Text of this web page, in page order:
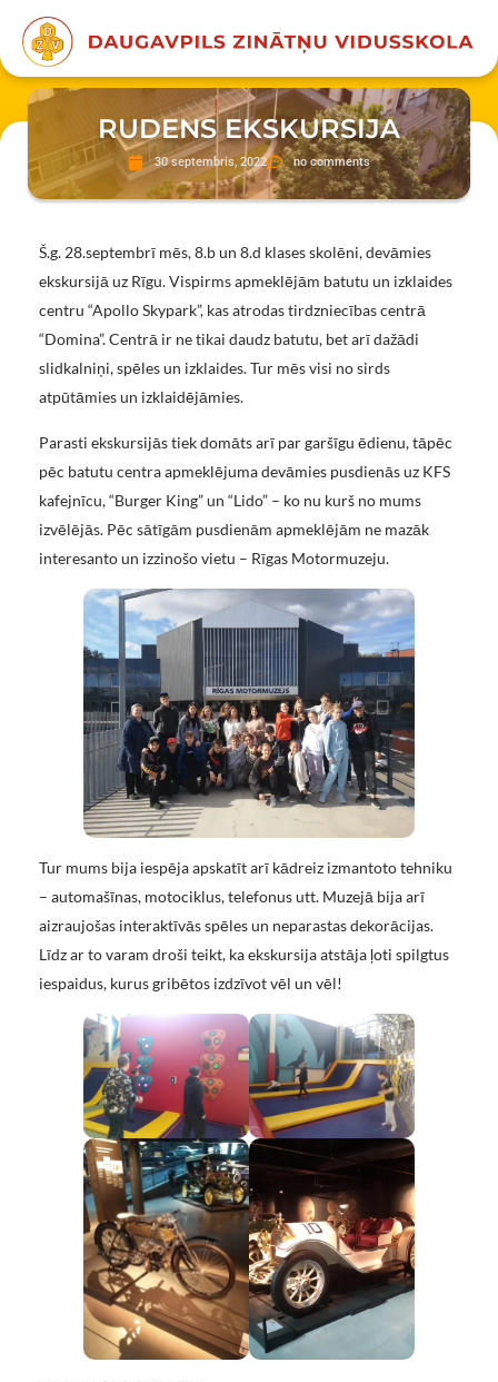
RUDENS EKSKURSIJA
30 septembris, 2022 no comments
Š.g. 28.septembrī mēs, 8.b un 8.d klases skolēni, devāmies
ekskursijā uz Rīgu. Vispirms apmeklējām batutu un izklaides
centru “Apollo Skypark”, kas atrodas tirdzniecības centrā
“Domina”. Centrā ir ne tikai daudz batutu, bet arī dažādi
slidkalniņi, spēles un izklaides. Tur mēs visi no sirds
atpūtāmies un izklaidējāmies.
Parasti ekskursijās tiek domāts arī par garšīgu ēdienu, tāpēc
pēc batutu centra apmeklējuma devāmies pusdienās uz KFS
kafejnīcu, “Burger King” un “Lido” – ko nu kurš no mums
izvēlējās. Pēc sātīgām pusdienām apmeklējām ne mazāk
interesanto un izzinošo vietu – Rīgas Motormuzeju.
Tur mums bija iespēja apskatīt arī kādreiz izmantoto tehniku
– automašīnas, motociklus, telefonus utt. Muzejā bija arī
aizraujošas interaktīvās spēles un neparastas dekorācijas.
Līdz ar to varam droši teikt, ka ekskursija atstāja ļoti spilgtus
iespaidus, kurus gribētos izdzīvot vēl un vēl!